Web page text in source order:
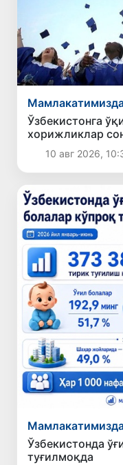
Ўзбекистонга
хорижликлар
10 авг 2026,
Ўзбекистонда
туғилмоқда